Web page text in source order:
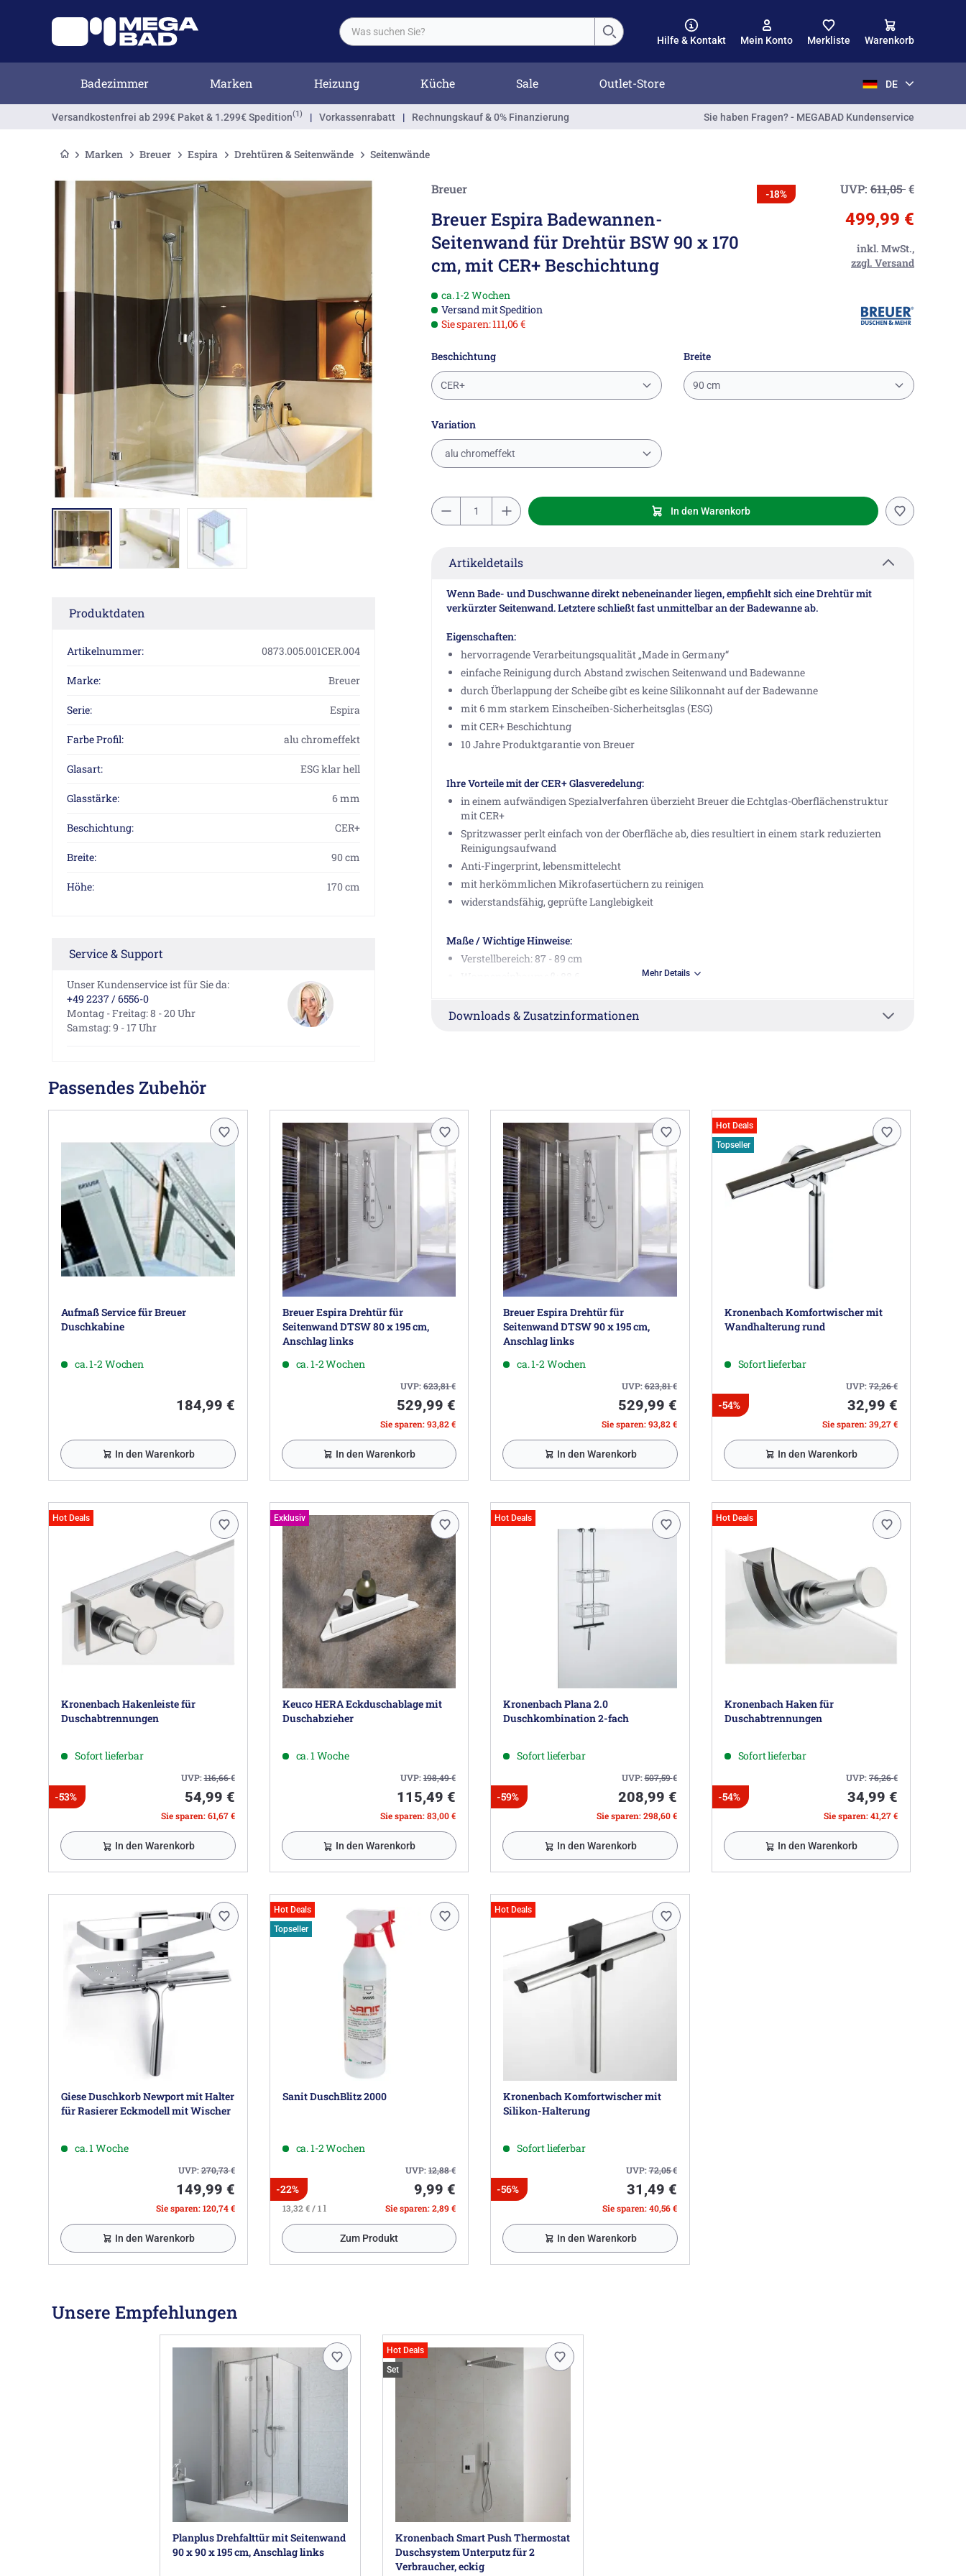
Hilfe & Kontakt Mein Konto Merkliste Warenkorb
Badezimmer Marken Heizung Küche Sale Outlet-Store DE
Versandkostenfrei ab 299€ Paket & 1.299€ Spedition(1) | Vorkassenrabatt | Rechnungskauf & 0% Finanzierung Sie haben Fragen? - MEGABAD Kundenservice
Marken Breuer Espira Drehtüren & Seitenwände Seitenwände
Produktdaten
Artikelnummer: 0873.005.001CER.004
Marke: Breuer
Serie: Espira
Farbe Profil: alu chromeffekt
Glasart: ESG klar hell
Glasstärke: 6 mm
Beschichtung: CER+
Breite: 90 cm
Höhe: 170 cm
Service & Support
Unser Kundenservice ist für Sie da:
+49 2237 / 6556-0
Montag - Freitag: 8 - 20 Uhr
Samstag: 9 - 17 Uhr
Breuer
Breuer Espira Badewannen-
Seitenwand für Drehtür BSW 90 x 170
cm, mit CER+ Beschichtung
-18% UVP: 611,05€
499,99 €
inkl. MwSt.,
zzgl. Versand
ca. 1-2 Wochen
Versand mit Spedition
Sie sparen: 111,06 €
Beschichtung
CER+
Breite
90 cm
Variation
alu chromeffekt
In den Warenkorb
Artikeldetails
Wenn Bade- und Duschwanne direkt nebeneinander liegen, empfiehlt sich eine Drehtür mit
verkürzter Seitenwand. Letztere schließt fast unmittelbar an der Badewanne ab.
Eigenschaften:
hervorragende Verarbeitungsqualität „Made in Germany“
einfache Reinigung durch Abstand zwischen Seitenwand und Badewanne
durch Überlappung der Scheibe gibt es keine Silikonnaht auf der Badewanne
mit 6 mm starkem Einscheiben-Sicherheitsglas (ESG)
mit CER+ Beschichtung
10 Jahre Produktgarantie von Breuer
Ihre Vorteile mit der CER+ Glasveredelung:
in einem aufwändigen Spezialverfahren überzieht Breuer die Echtglas-Oberflächenstruktur
mit CER+
Spritzwasser perlt einfach von der Oberfläche ab, dies resultiert in einem stark reduzierten
Reinigungsaufwand
Anti-Fingerprint, lebensmittelecht
mit herkömmlichen Mikrofasertüchern zu reinigen
widerstandsfähig, geprüfte Langlebigkeit
Maße / Wichtige Hinweise:
Verstellbereich: 87 - 89 cm
Montage und Lieferung werden extra berechnet und sind im Preis noch nicht enthalten.
Mehr Details
Downloads & Zusatzinformationen
Passendes Zubehör
Aufmaß Service für Breuer
Duschkabine
ca. 1-2 Wochen
184,99 €
In den Warenkorb
Breuer Espira Drehtür für
Seitenwand DTSW 80 x 195 cm,
Anschlag links
ca. 1-2 Wochen
UVP:623,81€
529,99 €
Sie sparen: 93,82 €
In den Warenkorb
Breuer Espira Drehtür für
Seitenwand DTSW 90 x 195 cm,
Anschlag links
ca. 1-2 Wochen
UVP:623,81€
529,99 €
Sie sparen: 93,82 €
In den Warenkorb
Hot Deals
Topseller
Kronenbach Komfortwischer mit
Wandhalterung rund
Sofort lieferbar
UVP:72,26€
-54% 32,99 €
Sie sparen: 39,27 €
In den Warenkorb
Hot Deals
Kronenbach Hakenleiste für
Duschabtrennungen
Sofort lieferbar
UVP:116,66€
-53% 54,99 €
Sie sparen: 61,67 €
In den Warenkorb
Exklusiv
Keuco HERA Eckduschablage mit
Duschabzieher
ca. 1 Woche
UVP:198,49€
115,49 €
Sie sparen: 83,00 €
In den Warenkorb
Hot Deals
Kronenbach Plana 2.0
Duschkombination 2-fach
Sofort lieferbar
UVP:507,59€
-59% 208,99 €
Sie sparen: 298,60 €
In den Warenkorb
Hot Deals
Kronenbach Haken für
Duschabtrennungen
Sofort lieferbar
UVP:76,26€
-54% 34,99 €
Sie sparen: 41,27 €
In den Warenkorb
Giese Duschkorb Newport mit Halter
für Rasierer Eckmodell mit Wischer
ca. 1 Woche
UVP:270,73€
149,99 €
Sie sparen: 120,74 €
In den Warenkorb
Hot Deals
Topseller
Sanit DuschBlitz 2000
ca. 1-2 Wochen
UVP:12,88€
-22% 9,99 €
13,32 € / 1 l Sie sparen: 2,89 €
Zum Produkt
Hot Deals
Kronenbach Komfortwischer mit
Silikon-Halterung
Sofort lieferbar
UVP:72,05€
-56% 31,49 €
Sie sparen: 40,56 €
In den Warenkorb
Unsere Empfehlungen
Planplus Drehfalttür mit Seitenwand
90 x 90 x 195 cm, Anschlag links
Hot Deals
Set
Kronenbach Smart Push Thermostat
Duschsystem Unterputz für 2
Verbraucher, eckig